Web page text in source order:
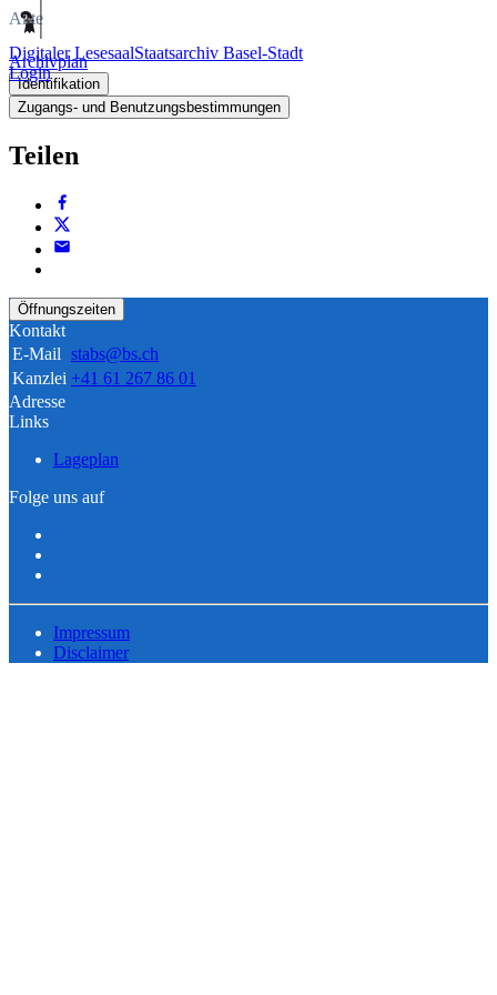
Digitaler LesesaalStaatsarchiv Basel-Stadt
Login
Akte
Archivplan
Identifikation
Zugangs- und Benutzungsbestimmungen
Teilen
Öffnungszeiten
Kontakt
E-Mail stabs@bs.ch
Kanzlei +41 61 267 86 01
Adresse
Links
Lageplan
Folge uns auf
Impressum
Disclaimer